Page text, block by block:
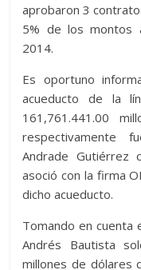
aprobaron 3
5% de los montos
2014.
Es oportuno
acueducto de la
161,761.441.00
respectivamente
Andrade Gutiérrez
asoció con la firma
dicho acueducto.
Tomando en cuenta
Andrés Bautista
millones de dólares